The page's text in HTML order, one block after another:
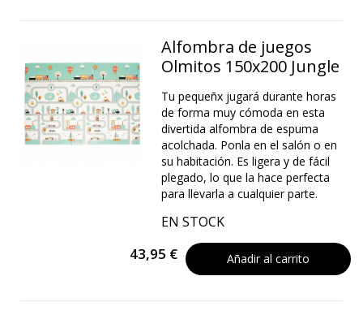
Alfombra de juegos
Olmitos 150x200 Jungle
Tu pequeñx jugará durante horas
de forma muy cómoda en esta
divertida alfombra de espuma
acolchada. Ponla en el salón o en
su habitación. Es ligera y de fácil
plegado, lo que la hace perfecta
para llevarla a cualquier parte.
EN STOCK
43,95 € Añadir al carrito